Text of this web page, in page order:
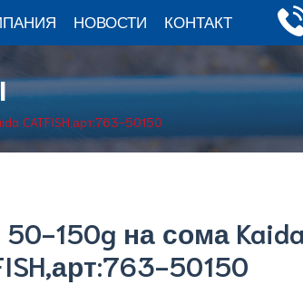
НОВОСТИ КОНТАКТ
CATFISH,арт:763-50150
50-150g на сома Kaida
50150